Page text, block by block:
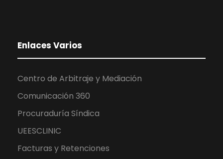
Enlaces Varios
Centro de Arbitraje y Mediación
Comunicación 360
Procuraduría Síndica
UEESCLINIC
Facturas y Retenciones